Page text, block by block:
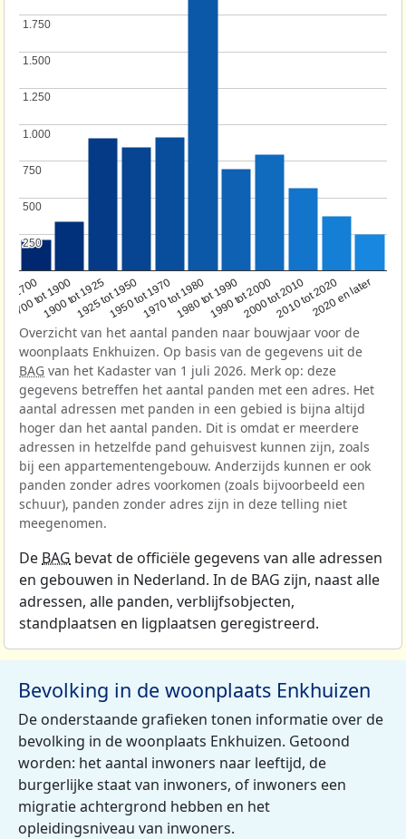
1700
1700 tot 1900
1900 tot 19251925 tot 19501950 tot 19701970 tot 19801980 tot 19901990 tot 20002000 tot 20102010 tot 20202020 en later
250
250
500
500
750
750
1.000
1.000
1.250
1.250
1.500
1.500
1.750
1.750
Overzicht van het aantal panden naar bouwjaar voor de
woonplaats Enkhuizen. Op basis van de gegevens uit de
BAG van het Kadaster van 1 juli 2026. Merk op: deze
gegevens betreffen het aantal panden met een adres. Het
aantal adressen met panden in een gebied is bijna altijd
hoger dan het aantal panden. Dit is omdat er meerdere
adressen in hetzelfde pand gehuisvest kunnen zijn, zoals
bij een appartementengebouw. Anderzijds kunnen er ook
panden zonder adres voorkomen (zoals bijvoorbeeld een
schuur), panden zonder adres zijn in deze telling niet
meegenomen.
De BAG bevat de officiële gegevens van alle adressen
en gebouwen in Nederland. In de BAG zijn, naast alle
adressen, alle panden, verblijfsobjecten,
standplaatsen en ligplaatsen geregistreerd.
Bevolking in de woonplaats Enkhuizen
De onderstaande grafieken tonen informatie over de
bevolking in de woonplaats Enkhuizen. Getoond
worden: het aantal inwoners naar leeftijd, de
burgerlijke staat van inwoners, of inwoners een
migratie achtergrond hebben en het
opleidingsniveau van inwoners.